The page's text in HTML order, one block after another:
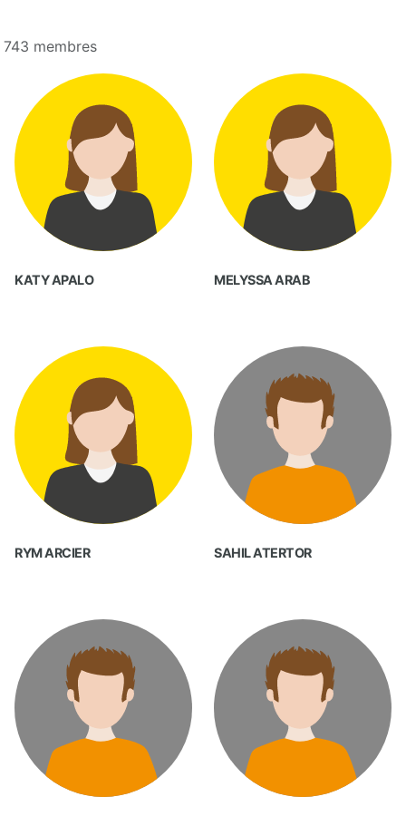
743 membres
KATY APALO MELYSSA ARAB
RYM ARCIER SAHIL ATERTOR